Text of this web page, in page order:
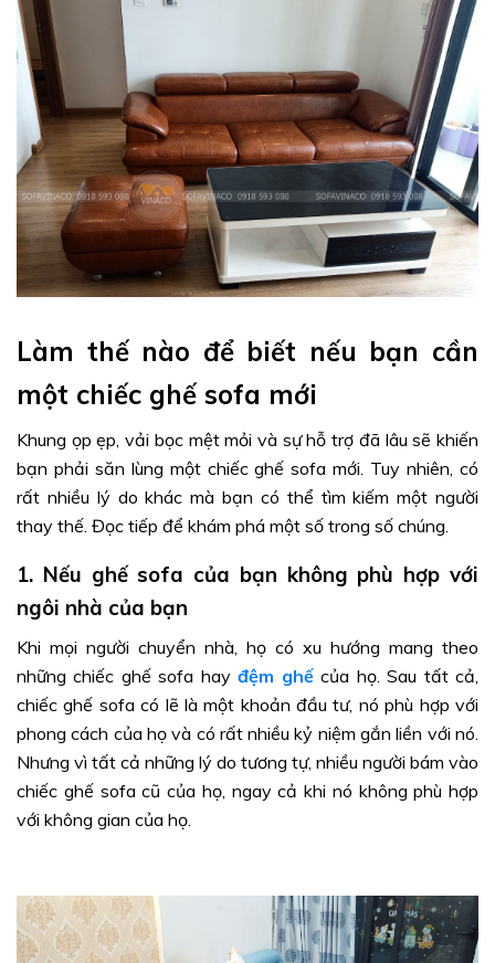
Làm thế nào để biết nếu bạn cần
một chiếc ghế sofa mới
Khung ọp ẹp, vải bọc mệt mỏi và sự hỗ trợ đã lâu sẽ khiến
bạn phải săn lùng một chiếc ghế sofa mới. Tuy nhiên, có
rất nhiều lý do khác mà bạn có thể tìm kiếm một người
thay thế. Đọc tiếp để khám phá một số trong số chúng.
1. Nếu ghế sofa của bạn không phù hợp với
ngôi nhà của bạn
Khi mọi người chuyển nhà, họ có xu hướng mang theo
những chiếc ghế sofa hayđệm ghếcủa họ. Sau tất cả,
chiếc ghế sofa có lẽ là một khoản đầu tư, nó phù hợp với
phong cách của họ và có rất nhiều kỷ niệm gắn liền với nó.
Nhưng vì tất cả những lý do tương tự, nhiều người bám vào
chiếc ghế sofa cũ của họ, ngay cả khi nó không phù hợp
với không gian của họ.